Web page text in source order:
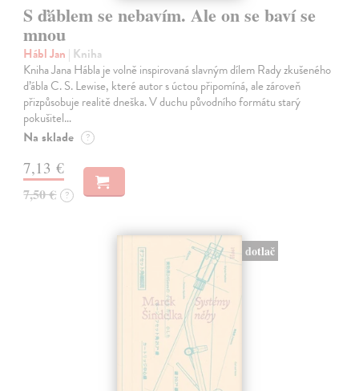
S ďáblem se nebavím. Ale on se baví se
mnou
Hábl Jan | Kniha
Kniha Jana Hábla je volně inspirovaná slavným dílem Rady zkušeného
ďábla C. S. Lewise, které autor s úctou připomíná, ale zároveň
přizpůsobuje realitě dneška. V duchu původního formátu starý
pokušitel…
Na sklade ?
7,13 €
7,50 € ?
dotlač